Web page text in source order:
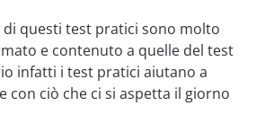
di questi test pratici sono molto
e contenuto a quelle del test
infatti i test pratici aiutano a
con ciò che ci si aspetta il giorno